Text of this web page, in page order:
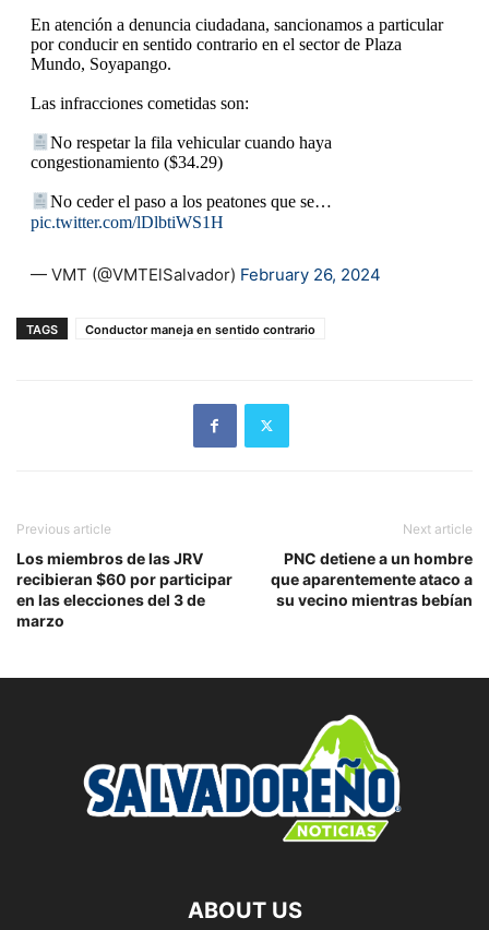
En atención a denuncia ciudadana, sancionamos a particular
por conducir en sentido contrario en el sector de Plaza
Mundo, Soyapango.
Las infracciones cometidas son:
No respetar la fila vehicular cuando haya
congestionamiento ($34.29)
No ceder el paso a los peatones que se…
pic.twitter.com/lDlbtiWS1H
— VMT (@VMTElSalvador) February 26, 2024
TAGS Conductor maneja en sentido contrario
Previous article
Los miembros de las JRV
recibieran $60 por participar
en las elecciones del 3 de
marzo
Next article
PNC detiene a un hombre
que aparentemente ataco a
su vecino mientras bebían
ABOUT US